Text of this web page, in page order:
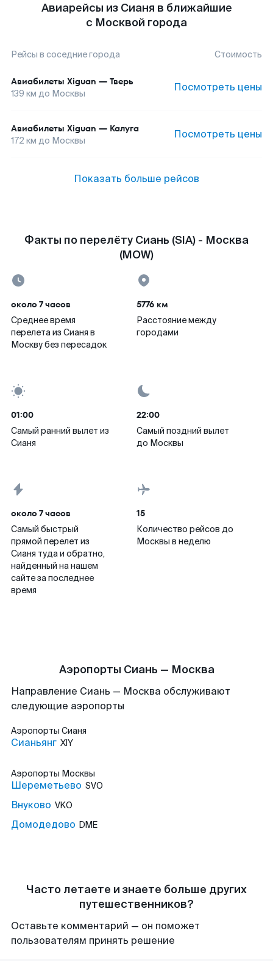
Авиарейсы из Сианя в ближайшие
с Москвой города
Рейсы в соседние города Стоимость
Авиабилеты Xiguan — Тверь
139 км до Москвы Посмотреть цены
Авиабилеты Xiguan — Калуга
172 км до Москвы Посмотреть цены
Показать больше рейсов
Факты по перелёту Сиань (SIA) - Москва
(MOW)
около 7 часов
Среднее время
перелета из Сианя в
Москву без пересадок
5776 км
Расстояние между
городами
01:00
Самый ранний вылет из
Сианя
22:00
Самый поздний вылет
до Москвы
около 7 часов
Самый быстрый
прямой перелет из
Сианя туда и обратно,
найденный на нашем
сайте за последнее
время
15
Количество рейсов до
Москвы в неделю
Аэропорты Сиань — Москва
Направление Сиань — Москва обслуживают
следующие аэропорты
Аэропорты Сианя
Сианьянг XIY
Аэропорты Москвы
Шереметьево SVO
Внуково VKO
Домодедово DME
Часто летаете и знаете больше других
путешественников?
Оставьте комментарий — он поможет
пользователям принять решение